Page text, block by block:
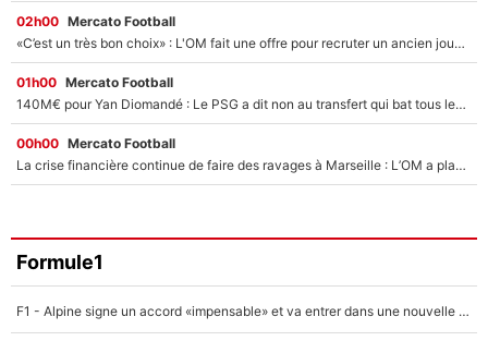
02h00 Mercato Football
«C’est un très bon choix» : L'OM fait une offre pour recruter un ancien joueur du PSG... et c'est validé dans l'After Foot !
01h00 Mercato Football
140M€ pour Yan Diomandé : Le PSG a dit non au transfert qui bat tous les records sur le mercato
00h00 Mercato Football
La crise financière continue de faire des ravages à Marseille : L’OM a placé 12 joueurs sur le marché des transferts… et ça pourrait lui rapporter près de 100M€ !
Formule1
F1 - Alpine signe un accord «impensable» et va entrer dans une nouvelle dimension : Grande nouvelle pour Pierre Gasly !